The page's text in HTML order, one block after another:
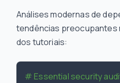
Análises modernas de
tendências preocupantes
dos tutoriais:
# Essential security